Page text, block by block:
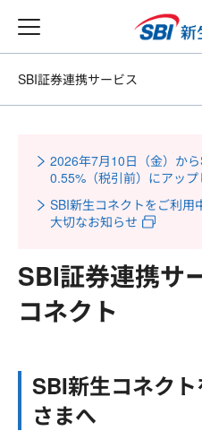
2026年7月10日（金）か
0.55%（税引前）にアップ
SBI新生コネクトをご利用
大切なお知らせ
SBI証券連携サ
コネクト
SBI新生コネク
さまへ
SBI証券連携サービス